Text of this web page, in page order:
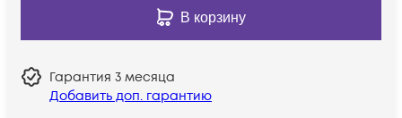
В корзину
Гарантия 3 месяца
Добавить доп. гарантию